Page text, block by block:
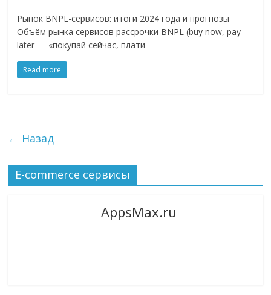
Рынок BNPL-сервисов: итоги 2024 года и прогнозы
Объём рынка сервисов рассрочки BNPL (buy now, pay
later — «покупай сейчас, плати
Read more
← Назад
E-commerce сервисы
AppsMax.ru